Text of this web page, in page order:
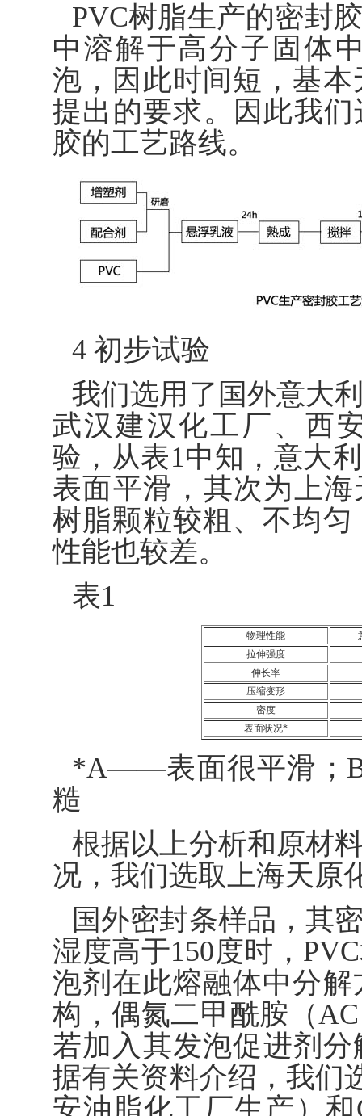
PVC树脂生产的密封
中溶解于高分子固体
泡，因此时间短，基
提出的要求。因此我
胶的工艺路线。
4 初步试验
我们选用了国外意大
武汉建汉化工厂、西
验，从表1中知，意大
表面平滑，其次为上
树脂颗粒较粗、不均
性能也较差。
表1
物理性能
拉伸强度
伸长率
压缩变形
密度
表面状况*
*A——表面很平滑；
糙
根据以上分析和原材
况，我们选取上海天原
国外密封条样品，其
湿度高于150度时，
泡剂在此熔融体中分
构，偶氮二甲酰胺（
若加入其发泡促进剂分
据有关资料介绍，我们
安油脂化工厂生产）